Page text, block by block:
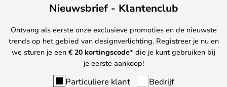
Nieuwsbrief - Klantenclub
Ontvang als eerste onze exclusieve promoties en de nieuwste
trends op het gebied van designverlichting. Registreer je nu en
we sturen je een € 20 kortingscode* die je kunt gebruiken bij
je eerste aankoop!
Particuliere klant Bedrijf